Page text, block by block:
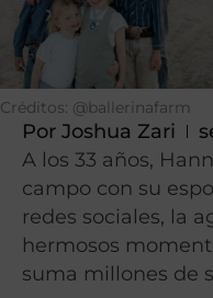
Créditos: @ballerinafarm
Por Joshua Zari
A los 33 años,
campo con su
redes sociales, la
hermosos
suma millones de